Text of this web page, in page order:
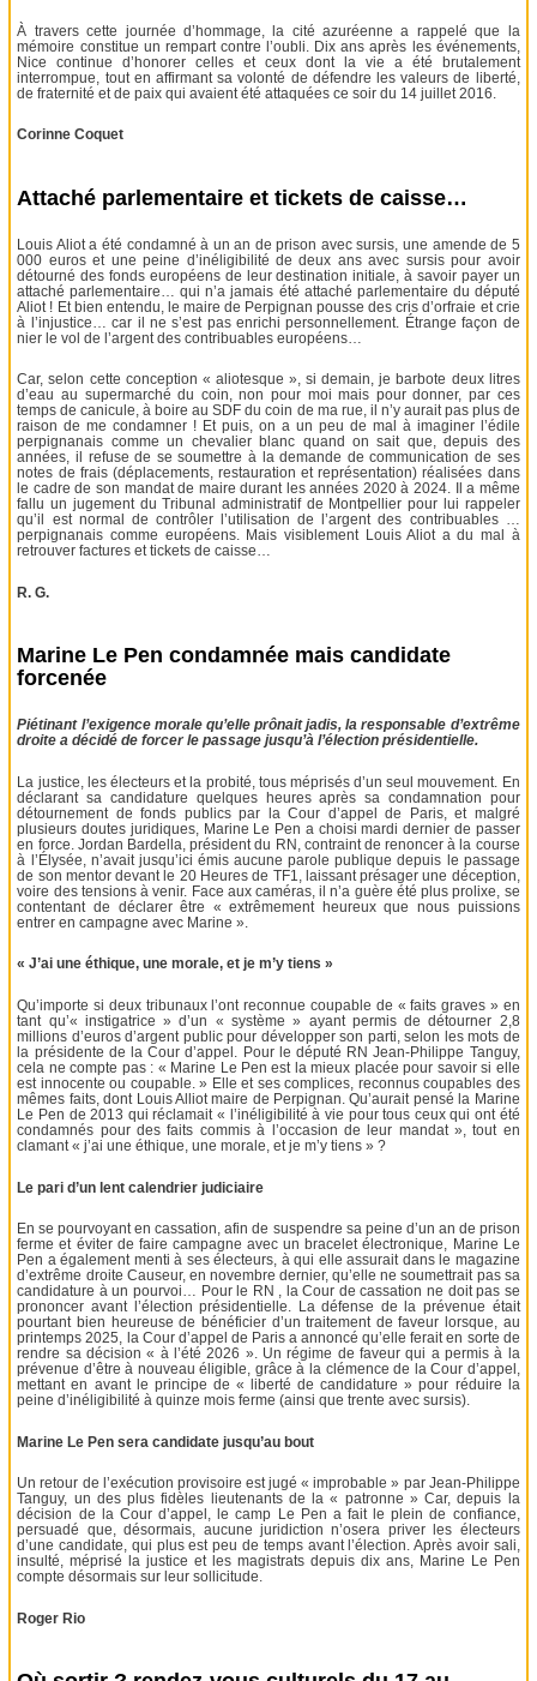
À travers cette journée d’hommage, la cité azuréenne a rappelé que la
mémoire constitue un rempart contre l’oubli. Dix ans après les événements,
Nice continue d’honorer celles et ceux dont la vie a été brutalement
interrompue, tout en affirmant sa volonté de défendre les valeurs de liberté,
de fraternité et de paix qui avaient été attaquées ce soir du 14 juillet 2016.
Corinne Coquet
Attaché parlementaire et tickets de caisse…
Louis Aliot a été condamné à un an de prison avec sursis, une amende de 5
000 euros et une peine d’inéligibilité de deux ans avec sursis pour avoir
détourné des fonds européens de leur destination initiale, à savoir payer un
attaché parlementaire… qui n’a jamais été attaché parlementaire du député
Aliot ! Et bien entendu, le maire de Perpignan pousse des cris d’orfraie et crie
à l’injustice… car il ne s’est pas enrichi personnellement. Étrange façon de
nier le vol de l’argent des contribuables européens…
Car, selon cette conception « aliotesque », si demain, je barbote deux litres
d’eau au supermarché du coin, non pour moi mais pour donner, par ces
temps de canicule, à boire au SDF du coin de ma rue, il n’y aurait pas plus de
raison de me condamner ! Et puis, on a un peu de mal à imaginer l’édile
perpignanais comme un chevalier blanc quand on sait que, depuis des
années, il refuse de se soumettre à la demande de communication de ses
notes de frais (déplacements, restauration et représentation) réalisées dans
le cadre de son mandat de maire durant les années 2020 à 2024. Il a même
fallu un jugement du Tribunal administratif de Montpellier pour lui rappeler
qu’il est normal de contrôler l’utilisation de l’argent des contribuables …
perpignanais comme européens. Mais visiblement Louis Aliot a du mal à
retrouver factures et tickets de caisse…
R. G.
Marine Le Pen condamnée mais candidate
forcenée
Piétinant l’exigence morale qu’elle prônait jadis, la responsable d’extrême
droite a décidé de forcer le passage jusqu’à l’élection présidentielle.
La justice, les électeurs et la probité, tous méprisés d’un seul mouvement. En
déclarant sa candidature quelques heures après sa condamnation pour
détournement de fonds publics par la Cour d’appel de Paris, et malgré
plusieurs doutes juridiques, Marine Le Pen a choisi mardi dernier de passer
en force. Jordan Bardella, président du RN, contraint de renoncer à la course
à l’Élysée, n’avait jusqu’ici émis aucune parole publique depuis le passage
de son mentor devant le 20 Heures de TF1, laissant présager une déception,
voire des tensions à venir. Face aux caméras, il n’a guère été plus prolixe, se
contentant de déclarer être « extrêmement heureux que nous puissions
entrer en campagne avec Marine ».
« J’ai une éthique, une morale, et je m’y tiens »
Qu’importe si deux tribunaux l’ont reconnue coupable de « faits graves » en
tant qu’« instigatrice » d’un « système » ayant permis de détourner 2,8
millions d’euros d’argent public pour développer son parti, selon les mots de
la présidente de la Cour d’appel. Pour le député RN Jean-Philippe Tanguy,
cela ne compte pas : « Marine Le Pen est la mieux placée pour savoir si elle
est innocente ou coupable. » Elle et ses complices, reconnus coupables des
mêmes faits, dont Louis Alliot maire de Perpignan. Qu’aurait pensé la Marine
Le Pen de 2013 qui réclamait « l’inéligibilité à vie pour tous ceux qui ont été
condamnés pour des faits commis à l’occasion de leur mandat », tout en
clamant « j’ai une éthique, une morale, et je m’y tiens » ?
Le pari d’un lent calendrier judiciaire
En se pourvoyant en cassation, afin de suspendre sa peine d’un an de prison
ferme et éviter de faire campagne avec un bracelet électronique, Marine Le
Pen a également menti à ses électeurs, à qui elle assurait dans le magazine
d’extrême droite Causeur, en novembre dernier, qu’elle ne soumettrait pas sa
candidature à un pourvoi… Pour le RN , la Cour de cassation ne doit pas se
prononcer avant l’élection présidentielle. La défense de la prévenue était
pourtant bien heureuse de bénéficier d’un traitement de faveur lorsque, au
printemps 2025, la Cour d’appel de Paris a annoncé qu’elle ferait en sorte de
rendre sa décision « à l’été 2026 ». Un régime de faveur qui a permis à la
prévenue d’être à nouveau éligible, grâce à la clémence de la Cour d’appel,
mettant en avant le principe de « liberté de candidature » pour réduire la
peine d’inéligibilité à quinze mois ferme (ainsi que trente avec sursis).
Marine Le Pen sera candidate jusqu’au bout
Un retour de l’exécution provisoire est jugé « improbable » par Jean-Philippe
Tanguy, un des plus fidèles lieutenants de la « patronne » Car, depuis la
décision de la Cour d’appel, le camp Le Pen a fait le plein de confiance,
persuadé que, désormais, aucune juridiction n’osera priver les électeurs
d’une candidate, qui plus est peu de temps avant l’élection. Après avoir sali,
insulté, méprisé la justice et les magistrats depuis dix ans, Marine Le Pen
compte désormais sur leur sollicitude.
Roger Rio